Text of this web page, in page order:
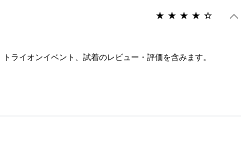
ライオンイベント、試着のレビュー・評価を含みます。